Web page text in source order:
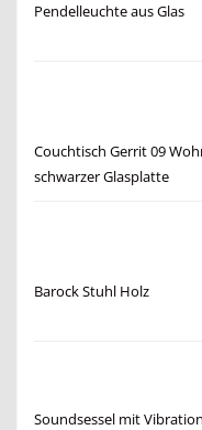
Pendelleuchte aus Glas
Couchtisch Gerrit 09
schwarzer Glasplatte
Barock Stuhl Holz
Soundsessel mit